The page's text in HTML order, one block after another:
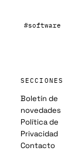
#software
SECCIONES
Boletín de
novedades
Política de
Privacidad
Contacto